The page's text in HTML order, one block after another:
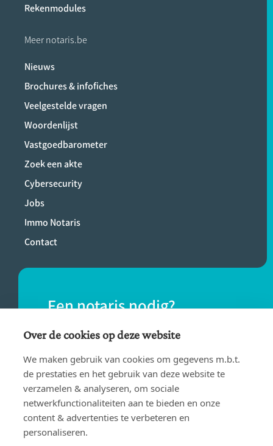
Rekenmodules
Meer notaris.be
Nieuws
Brochures & infofiches
Veelgestelde vragen
Woordenlijst
Vastgoedbarometer
Zoek een akte
Cybersecurity
Jobs
Immo Notaris
Contact
Een notaris nodig?
Vind eenvoudig een notaris bij jou in de
buurt.
VIND EEN NOTARIS
Over de cookies op deze website
We maken gebruik van cookies om gegevens m.b.t.
de prestaties en het gebruik van deze website te
verzamelen & analyseren, om sociale
netwerkfunctionaliteiten aan te bieden en onze
content & advertenties te verbeteren en
personaliseren.